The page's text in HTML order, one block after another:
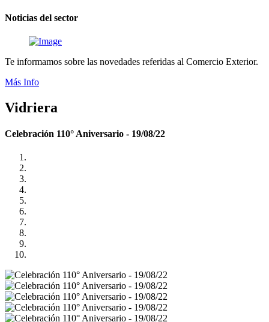
Noticias del sector
Te informamos sobre las novedades referidas al Comercio Exterior.
Más Info
Vidriera
Celebración 110° Aniversario - 19/08/22